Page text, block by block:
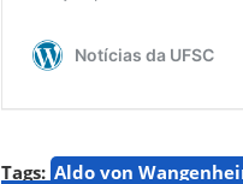
Tags: Aldo von